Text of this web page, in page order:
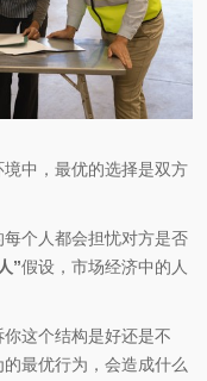
中，最优的选择是双方
个人都会担忧对方是否
”假设，市场经济中的人
你这个结构是好还是不
最优行为，会造成什么